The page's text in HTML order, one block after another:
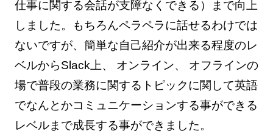
仕事に関する会話が支障なくできる）まで向上
しました。もちろんペラペラに話せるわけでは
ないですが、簡単な自己紹介が出来る程度のレ
ベルからSlack上、 オンライン、 オフラインの
場で普段の業務に関するトピックに関して英語
でなんとかコミュニケーションする事ができる
レベルまで成長する事ができました。